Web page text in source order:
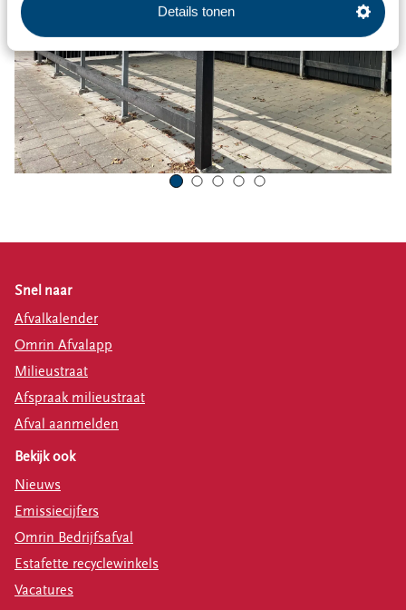
Details tonen
Snel naar
Afvalkalender
Omrin Afvalapp
Milieustraat
Afspraak milieustraat
Afval aanmelden
Bekijk ook
Nieuws
Emissiecijfers
Omrin Bedrijfsafval
Estafette recyclewinkels
Vacatures